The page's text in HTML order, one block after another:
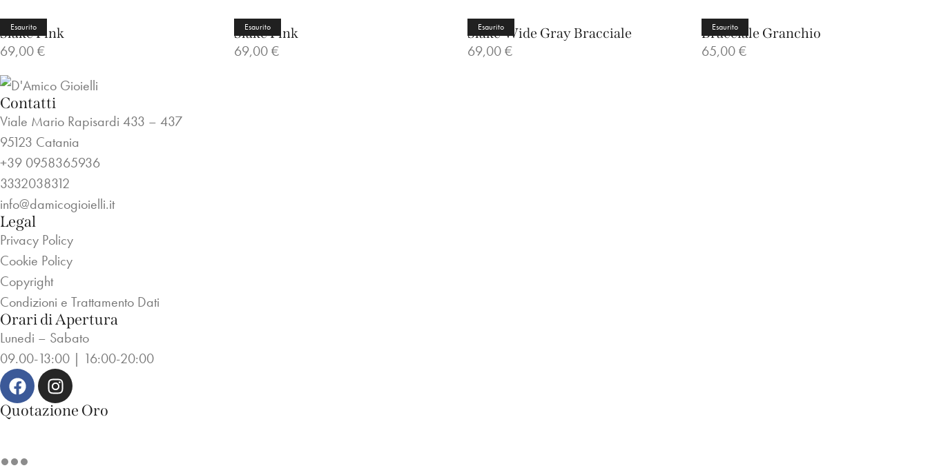
Esaurito
Slake Pink
69,00€
Esaurito
Slake Pink
69,00€
Esaurito
Slake Wide Gray Bracciale
69,00€
Esaurito
Bracciale Granchio
65,00€
Contatti
Viale Mario Rapisardi 433 – 437
95123 Catania
+39 0958365936
3332038312
info@damicogioielli.it
Legal
Privacy Policy
Cookie Policy
Copyright
Condizioni e Trattamento Dati
Orari di Apertura
Lunedi – Sabato
09.00-13:00 | 16:00-20:00
Quotazione Oro